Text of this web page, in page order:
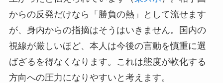
からの反発だけなら「勝負の熱」として流せます
が、身内からの指摘はそうはいきません。国内の
視線が厳しいほど、本人は今後の言動を慎重に選
ばざるを得なくなります。これは態度が軟化する
方向への圧力になりやすいと考えます。